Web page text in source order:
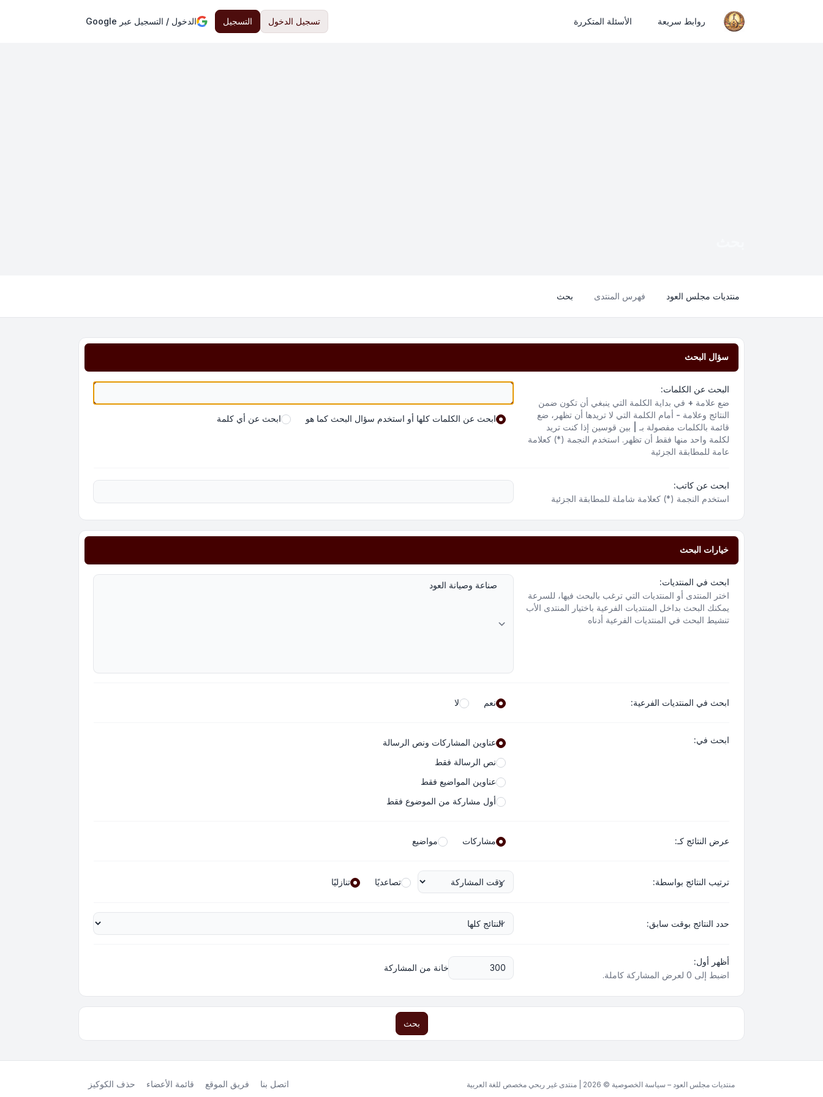
روابط سريعة الأسئلة المتكررة تسجيل الدخول التسجيل الدخول / التسجيل عبر Google
منتديات مجلس العود فهرس المنتدى بحث
سؤال البحث
البحث عن الكلمات:
ضع علامة + في بداية الكلمة التي ينبغي أن تكون ضمن
النتائج وعلامة - أمام الكلمة التي لا تريدها أن تظهر، ضع
قائمة بالكلمات مفصولة بـ
بين قوسين إذا كنت تريد
لكلمة واحد منها فقط أن تظهر. استخدم النجمة (*) كعلامة
عامة للمطابقة الجزئية
ابحث عن الكلمات كلها أو استخدم سؤال البحث كما هو ابحث عن أي كلمة
ابحث عن كاتب:
استخدم النجمة (*) كعلامة شاملة للمطابقة الجزئية
خيارات البحث
ابحث في المنتديات:
اختر المنتدى أو المنتديات التي ترغب بالبحث فيها، للسرعة
يمكنك البحث بداخل المنتديات الفرعية باختيار المنتدى الأب
تنشيط البحث في المنتديات الفرعية أدناه
ابحث في المنتديات الفرعية: نعم لا
ابحث في:
عناوين المشاركات ونص الرسالة
نص الرسالة فقط
عناوين المواضيع فقط
أول مشاركة من الموضوع فقط
عرض النتائج كـ: مشاركات مواضيع
ترتيب النتائج بواسطة: تصاعديًا تنازليًا
حدد النتائج بوقت سابق:
أظهر أول:
اضبط إلى 0 لعرض المشاركة كاملة.
خانة من المشاركة
بحث
اتصل بنا فريق الموقع قائمة الأعضاء حذف الكوكيز منتديات مجلس العود – سياسة الخصوصية © 2026 | منتدى غير ربحي مخصص للغة العربية